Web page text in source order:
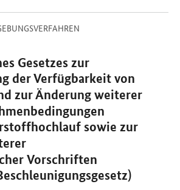
Gesetzes zur
der Verfügbarkeit von
zur Änderung weiterer
sowie zur
Vorschriften